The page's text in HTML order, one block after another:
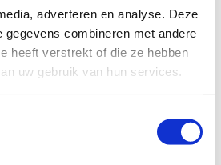
adverteren en analyse. Deze
gegevens combineren met andere
heeft verstrekt of die ze hebben
uw gebruik van hun services.
(stel) model C aantal
3/4”